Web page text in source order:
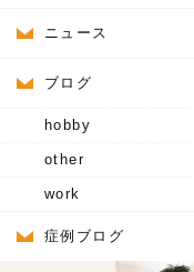
ニュース
ブログ
hobby
other
work
症例ブログ